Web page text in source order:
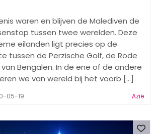
waren en blijven de Malediven de
tussen twee werelden. Deze
eilanden ligt precies op de
tussen de Perzische Golf, de Rode
Bengalen. In de ene of de andere
we van wereld bij het voorb [...]
05-19 Azië